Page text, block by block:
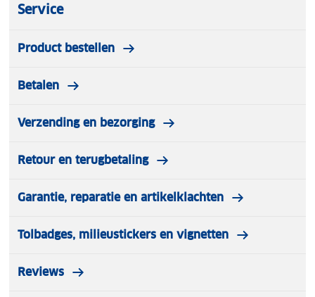
Service
Product bestellen
Betalen
Verzending en bezorging
Retour en terugbetaling
Garantie, reparatie en artikelklachten
Tolbadges, milieustickers en vignetten
Reviews